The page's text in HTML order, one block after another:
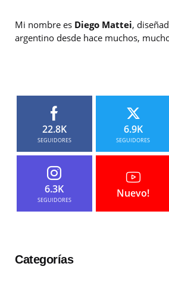
Mi nombre es Diego Mattei,
argentino desde hace muchos,
22.8K
SEGUIDORES
6.9K
SEGUIDORES
6.3K
SEGUIDORES
Nuevo!
Categorías